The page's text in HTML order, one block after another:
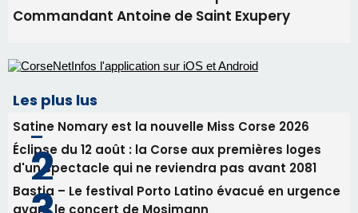
05/08/2026 09:53
procession le 14 août
31/07/2026 08:24
Tennis - Début ce week-end du tournoi du
RCPV
31/07/2026 08:22
82ème anniversaire de la disparition du
Commandant Antoine de Saint Exupery